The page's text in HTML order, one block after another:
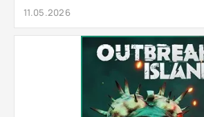
11.05.2026